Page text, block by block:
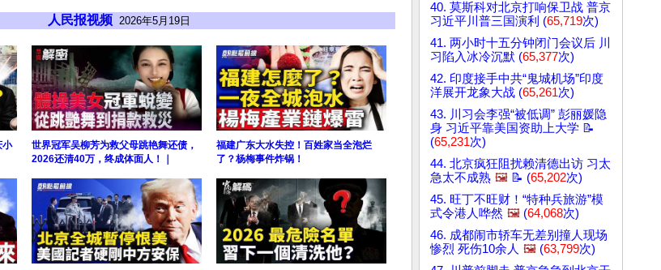
人民报视频 2026年5月19日
小
世界冠军吴柳芳为救父母跳艳舞还债，
2026还清40万，终成体面人！｜
福建广东大水失控！百姓家当全泡烂
了？杨梅事件炸锅！
40. 莫斯科对北京打响保卫战 普京
习近平川普三国演利 (65,719次)
41. 两小时十五分钟闭门会议后 川
习陷入冰冷沉默 (65,377次)
42. 印度接手中共“鬼城机场”印度
洋展开龙象大战 (65,261次)
43. 川习会李强“被低调” 彭丽媛隐
身 习近平靠美国资助上大学 📝
(65,231次)
44. 北京疯狂阻扰赖清德出访 习太
急太不成熟 🖼️ 📝 (65,202次)
45. 旺丁不旺财！“特种兵旅游”模
式令港人哗然 🖼️ (64,068次)
46. 成都闹市轿车无差别撞人现场
惨烈 死伤10余人 🖼️ (63,799次)